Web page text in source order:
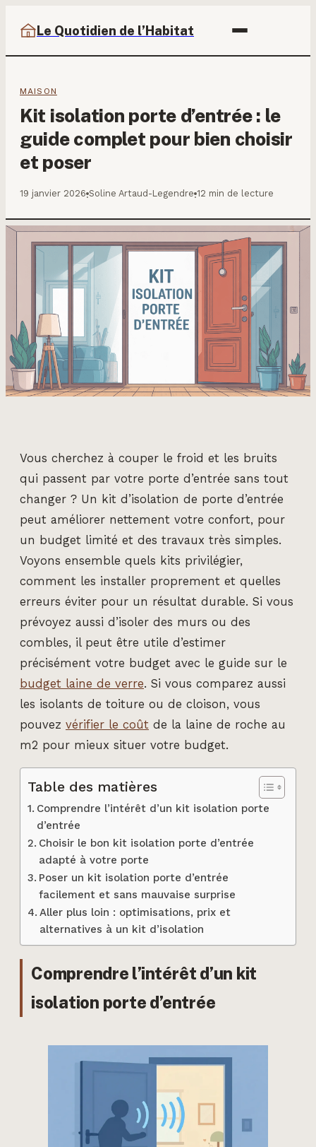
Le Quotidien de l’Habitat
MAISON
Kit isolation porte d’entrée : le
guide complet pour bien choisir
et poser
19 janvier 2026·Soline Artaud-Legendre·12 min de lecture
Vous cherchez à couper le froid et les bruits
qui passent par votre porte d’entrée sans tout
changer ? Un kit d’isolation de porte d’entrée
peut améliorer nettement votre confort, pour
un budget limité et des travaux très simples.
Voyons ensemble quels kits privilégier,
comment les installer proprement et quelles
erreurs éviter pour un résultat durable. Si vous
prévoyez aussi d’isoler des murs ou des
combles, il peut être utile d’estimer
précisément votre budget avec le guide sur le
budget laine de verre. Si vous comparez aussi
les isolants de toiture ou de cloison, vous
pouvez vérifier le coût de la laine de roche au
m2 pour mieux situer votre budget.
Table des matières
Comprendre l’intérêt d’un kit isolation porte
d’entrée
Choisir le bon kit isolation porte d’entrée
adapté à votre porte
Poser un kit isolation porte d’entrée
facilement et sans mauvaise surprise
Aller plus loin : optimisations, prix et
alternatives à un kit d’isolation
Comprendre l’intérêt d’un kit
isolation porte d’entrée